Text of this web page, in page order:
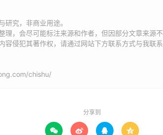
研究，非商业用途。
理，会尽可能标注来源和作者，但因部分文章来源
容侵犯其著作权，请通过网站下方联系方式与我联
chishu/
分享到
   